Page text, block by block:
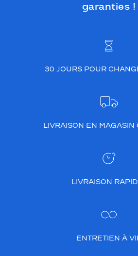
garanties !
30 JOURS POUR
LIVRAISON EN MAGASIN
LIVRAISON
ENTRETIEN À